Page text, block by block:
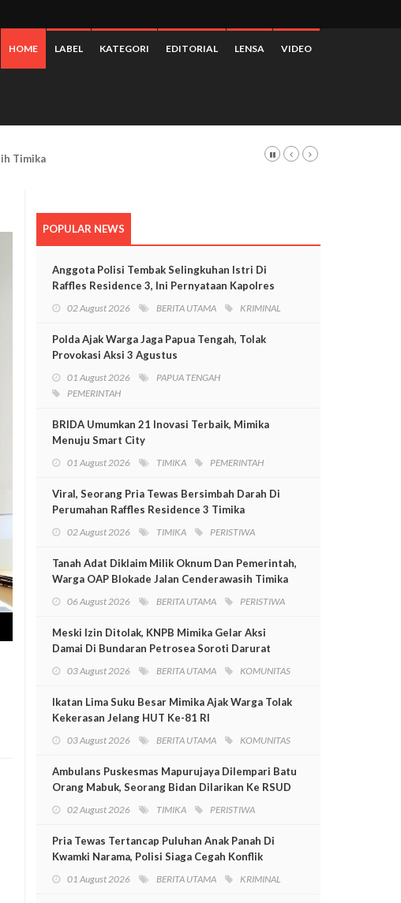
HOME LABEL KATEGORI EDITORIAL LENSA VIDEO
POPULAR NEWS
Anggota Polisi Tembak Selingkuhan Istri Di
Raffles Residence 3, Ini Pernyataan Kapolres
02 August 2026 BERITA UTAMA KRIMINAL
Polda Ajak Warga Jaga Papua Tengah, Tolak
Provokasi Aksi 3 Agustus
01 August 2026
PAPUA TENGAH
PEMERINTAH
BRIDA Umumkan 21 Inovasi Terbaik, Mimika
Menuju Smart City
01 August 2026 TIMIKA PEMERINTAH
Viral, Seorang Pria Tewas Bersimbah Darah Di
Perumahan Raffles Residence 3 Timika
02 August 2026 TIMIKA PERISTIWA
Tanah Adat Diklaim Milik Oknum Dan Pemerintah,
Warga OAP Blokade Jalan Cenderawasih Timika
06 August 2026 BERITA UTAMA PERISTIWA
Meski Izin Ditolak, KNPB Mimika Gelar Aksi
Damai Di Bundaran Petrosea Soroti Darurat
03 August 2026 BERITA UTAMA KOMUNITAS
Ikatan Lima Suku Besar Mimika Ajak Warga Tolak
Kekerasan Jelang HUT Ke-81 RI
03 August 2026 BERITA UTAMA KOMUNITAS
Ambulans Puskesmas Mapurujaya Dilempari Batu
Orang Mabuk, Seorang Bidan Dilarikan Ke RSUD
02 August 2026 TIMIKA PERISTIWA
Pria Tewas Tertancap Puluhan Anak Panah Di
Kwamki Narama, Polisi Siaga Cegah Konflik
01 August 2026 BERITA UTAMA KRIMINAL